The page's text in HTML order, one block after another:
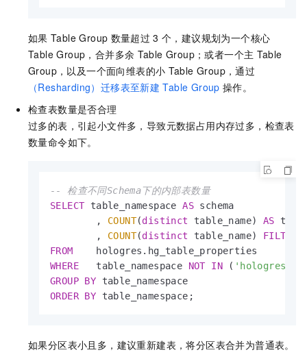
如果 Table Group 数量超过 3 个，建议规划为一个核心
Table Group，合并多余 Table Group；或者一个主 Table
Group，以及一个面向维表的小 Table Group，通过
（Resharding）迁移表至新建 Table Group 操作。
检查表数量是否合理
过多的表，引起小文件多，导致元数据占用内存过多，检查表
数量命令如下。
-- 检查不同Schema下的内部表数量
SELECT table_namespace AS schema
        ,
COUNT(distinct table_name) AS
        ,
COUNT(distinct table_name) FILTER
FROM
WHERE
   table_namespace
NOT IN ( 'hologres'
GROUP BY
ORDER BY table_namespace;
如果分区表小且多，建议重新建表，将分区表合并为普通表。